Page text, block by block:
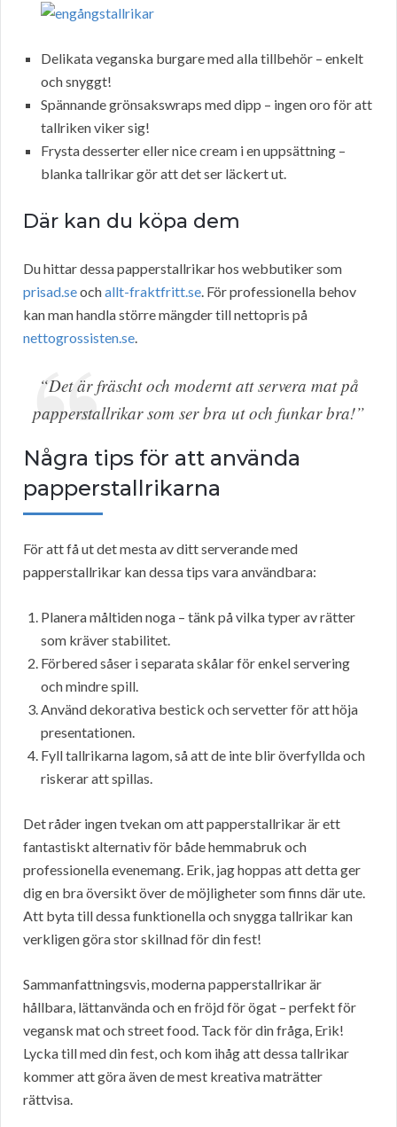
Delikata veganska burgare med alla tillbehör – enkelt
och snyggt!
Spännande grönsakswraps med dipp – ingen oro för att
tallriken viker sig!
Frysta desserter eller nice cream i en uppsättning –
blanka tallrikar gör att det ser läckert ut.
Där kan du köpa dem
Du hittar dessa papperstallrikar hos webbutiker som
prisad.seochallt-fraktfritt.se. För professionella behov
kan man handla större mängder till nettopris på
nettogrossisten.se.
“Det är fräscht och modernt att servera mat på
papperstallrikar som ser bra ut och funkar bra!”
Några tips för att använda
papperstallrikarna
För att få ut det mesta av ditt serverande med
papperstallrikar kan dessa tips vara användbara:
Planera måltiden noga – tänk på vilka typer av rätter
som kräver stabilitet.
Förbered såser i separata skålar för enkel servering
och mindre spill.
Använd dekorativa bestick och servetter för att höja
presentationen.
Fyll tallrikarna lagom, så att de inte blir överfyllda och
riskerar att spillas.
Det råder ingen tvekan om att papperstallrikar är ett
fantastiskt alternativ för både hemmabruk och
professionella evenemang. Erik, jag hoppas att detta ger
dig en bra översikt över de möjligheter som finns där ute.
Att byta till dessa funktionella och snygga tallrikar kan
verkligen göra stor skillnad för din fest!
Sammanfattningsvis, moderna papperstallrikar är
hållbara, lättanvända och en fröjd för ögat – perfekt för
vegansk mat och street food. Tack för din fråga, Erik!
Lycka till med din fest, och kom ihåg att dessa tallrikar
kommer att göra även de mest kreativa maträtter
rättvisa.